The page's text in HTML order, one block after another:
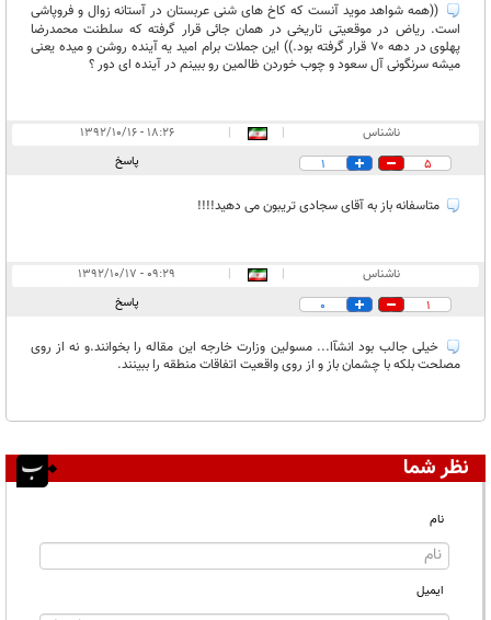
((همه شواهد موید آنست که کاخ های شنی عربستان در آستانه زوال و فروپاشی
است. ریاض در موقعیتی تاریخی در همان جائی قرار گرفته که سلطنت محمدرضا
پهلوی در دهه 70 قرار گرفته بود.)) این جملات برام امید یه آینده روشن و میده یعنی
میشه سرنگونی آل سعود و چوب خوردن ظالمین رو ببینم در آینده ای دور ؟
ناشناس |
|
۱۸:۲۶ - ۱۳۹۲/۱۰/۱۶
5
1 پاسخ
متاسفانه باز به آقای سجادی تریبون می دهید!!!!
ناشناس |
|
۰۹:۲۹ - ۱۳۹۲/۱۰/۱۷
1
0 پاسخ
خیلی جالب بود انشآا... مسولین وزارت خارجه این مقاله را بخوانند.و نه از روی
مصلحت بلکه با چشمان باز و از روی واقعیت اتفاقات منطقه را ببینند.
نظر شما
نام
ایمیل